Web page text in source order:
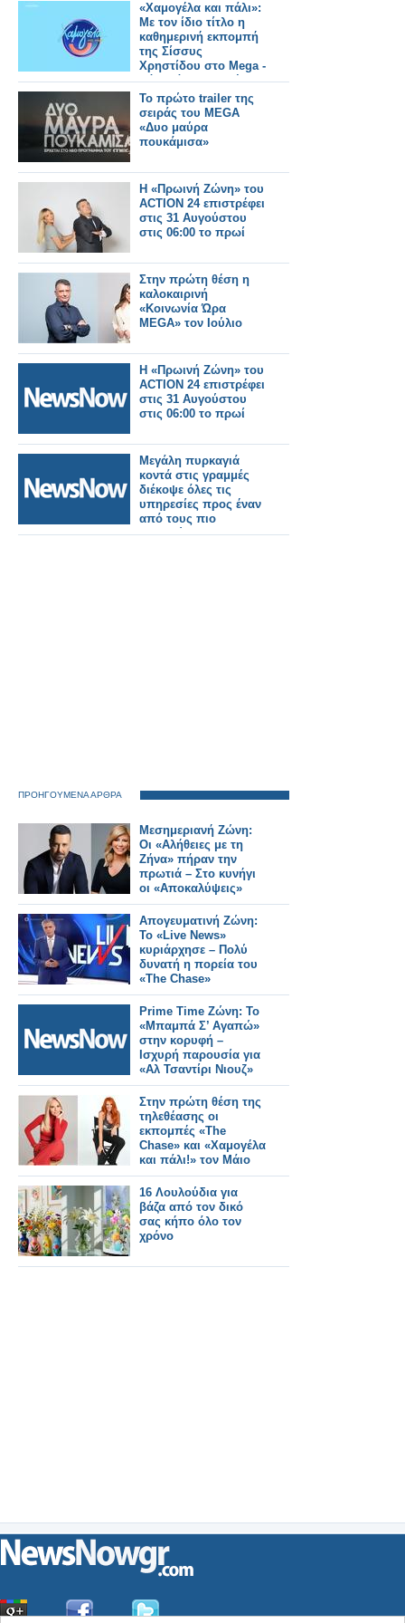
«Χαμογέλα και πάλι»:
Με τον ίδιο τίτλο η
καθημερινή εκπομπή
της Σίσσυς
Χρηστίδου στο Mega -
Πότε κάνει πρεμιέρα;
Το πρώτο trailer της
σειράς του MEGA
«Δυο μαύρα
πουκάμισα»
Η «Πρωινή Ζώνη» του
ACTION 24 επιστρέφει
στις 31 Αυγούστου
στις 06:00 το πρωί
Στην πρώτη θέση η
καλοκαιρινή
«Κοινωνία Ώρα
MEGA» τον Ιούλιο
Η «Πρωινή Ζώνη» του
ACTION 24 επιστρέφει
στις 31 Αυγούστου
στις 06:00 το πρωί
Μεγάλη πυρκαγιά
κοντά στις γραμμές
διέκοψε όλες τις
υπηρεσίες προς έναν
από τους πιο
πολυσύχναστους
ΠΡΟΗΓΟΥΜΕΝΑ ΑΡΘΡΑ
Μεσημεριανή Ζώνη:
Οι «Αλήθειες με τη
Ζήνα» πήραν την
πρωτιά – Στο κυνήγι
οι «Αποκαλύψεις»
Απογευματινή Ζώνη:
Το «Live News»
κυριάρχησε – Πολύ
δυνατή η πορεία του
«The Chase»
Prime Time Ζώνη: Το
«Μπαμπά Σ’ Αγαπώ»
στην κορυφή –
Ισχυρή παρουσία για
«Αλ Τσαντίρι Νιουζ»
Στην πρώτη θέση της
τηλεθέασης οι
εκπομπές «The
Chase» και «Χαμογέλα
και πάλι!» τον Μάιο
16 Λουλούδια για
βάζα από τον δικό
σας κήπο όλο τον
χρόνο